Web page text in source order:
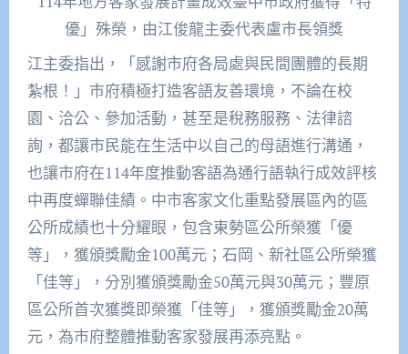
優」殊榮，由江俊龍主委代表盧市長領獎
江主委指出，「感謝市府各局處與民間團體的長期
紮根！」市府積極打造客語友善環境，不論在校
園、洽公、參加活動，甚至是稅務服務、法律諮
詢，都讓市民能在生活中以自己的母語進行溝通，
也讓市府在114年度推動客語為通行語執行成效評核
中再度蟬聯佳績。中市客家文化重點發展區內的區
公所成績也十分耀眼，包含東勢區公所榮獲「優
等」，獲頒獎勵金100萬元；石岡、新社區公所榮獲
「佳等」，分別獲頒獎勵金50萬元與30萬元；豐原
區公所首次獲獎即榮獲「佳等」，獲頒獎勵金20萬
元，為市府整體推動客家發展再添亮點。